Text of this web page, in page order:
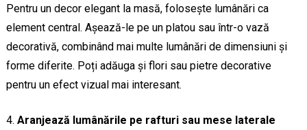
Pentru un decor elegant la masă, folosește lumânări ca
element central. Așează-le pe un platou sau într-o vază
decorativă, combinând mai multe lumânări de dimensiuni și
forme diferite. Poți adăuga și flori sau pietre decorative
pentru un efect vizual mai interesant.
Aranjează lumânările pe rafturi sau mese laterale